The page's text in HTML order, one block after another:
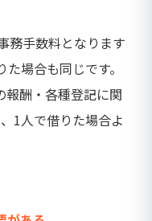
務手数料となります
場合も同じです。
報酬・各種登記に関
1人で借りた場合よ